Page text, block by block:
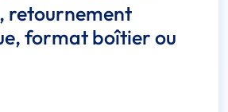
retournement
format boîtier ou